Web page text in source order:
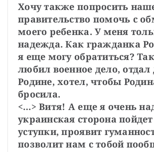
Хочу также попросить
правительство помочь с
моего ребенка. У меня
надежда. Как гражданка
я еще могу обратиться?
любил военное дело, отдал
Родине, хотел, чтобы
бросила.
<…> Витя! А еще я очень
украинская сторона
уступки, проявит
позволит нам с тобой